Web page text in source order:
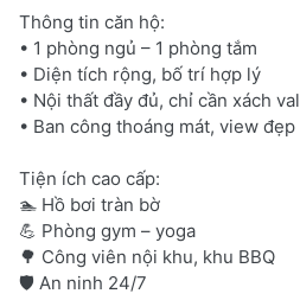
Thông tin căn hộ:
• 1 phòng ngủ – 1 phòng tắm
• Diện tích rộng, bố trí hợp lý
• Nội thất đầy đủ, chỉ cần xách
• Ban công thoáng mát, view đẹp
Tiện ích cao cấp:
🏊 Hồ bơi tràn bờ
💪 Phòng gym – yoga
🌳 Công viên nội khu, khu BBQ
🛡️ An ninh 24/7